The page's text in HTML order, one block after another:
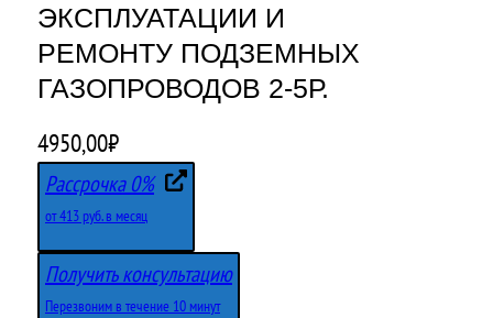
ЭКСПЛУАТАЦИИ И
РЕМОНТУ ПОДЗЕМНЫХ
ГАЗОПРОВОДОВ 2-5Р.
4950,00₽
Рассрочка 0%
от 413 руб. в месяц
Получить консультацию
Перезвоним в течение 10 минут